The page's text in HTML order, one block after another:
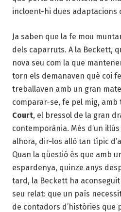
incloent-hi dues adaptacions
Ja saben que la fe mou
dels caparruts. A la Beckett,
nova seu com la que
torn els demanaven què coi
treballaven amb un gran
comparar-se, fe pel mig, amb
Court, el bressol de la gran
contemporània. Més d’un
alhora, dir-los allò tan típic
Quan la qüestió és que amb
espardenya, quinze anys
tard, la Beckett ha
seu relat: que un país
de contadors d’històries que